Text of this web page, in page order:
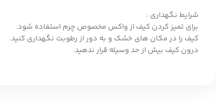
شرایط نگهداری :
برای تمیز کردن کیف از واکس مخصوص چرم استفاده شود.
کیف را در مکان های خشک و به دور از رطوبت نگهداری کنید.
درون کیف بیش از حد وسیله قرار ندهید.